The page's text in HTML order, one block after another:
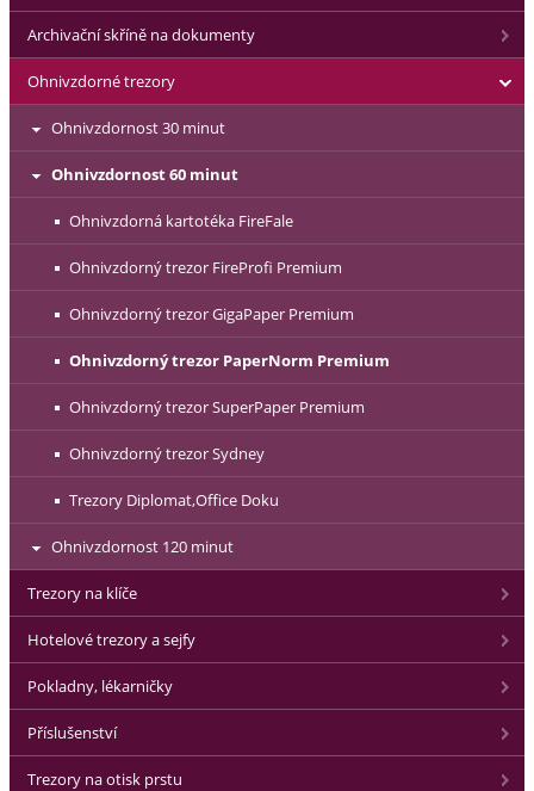
Archivační skříně na dokumenty
Ohnivzdorné trezory
Ohnivzdornost 30 minut
Ohnivzdornost 60 minut
Ohnivzdorná kartotéka FireFale
Ohnivzdorný trezor FireProfi Premium
Ohnivzdorný trezor GigaPaper Premium
Ohnivzdorný trezor PaperNorm Premium
Ohnivzdorný trezor SuperPaper Premium
Ohnivzdorný trezor Sydney
Trezory Diplomat,Office Doku
Ohnivzdornost 120 minut
Trezory na klíče
Hotelové trezory a sejfy
Pokladny, lékarničky
Příslušenství
Trezory na otisk prstu